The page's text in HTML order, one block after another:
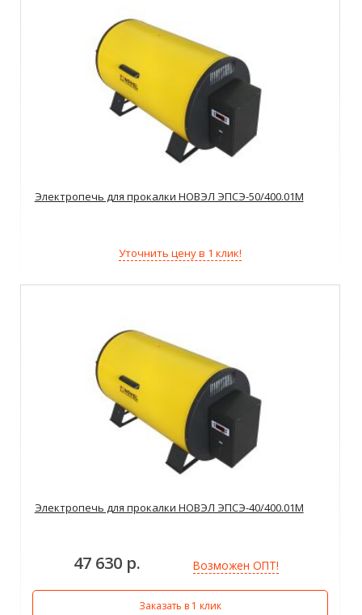
Электропечь для прокалки НОВЭЛ ЭПСЭ-50/400.01М
Уточнить цену в 1 клик!
Электропечь для прокалки НОВЭЛ ЭПСЭ-40/400.01М
47 630 р. Возможен ОПТ!
Заказать в 1 клик